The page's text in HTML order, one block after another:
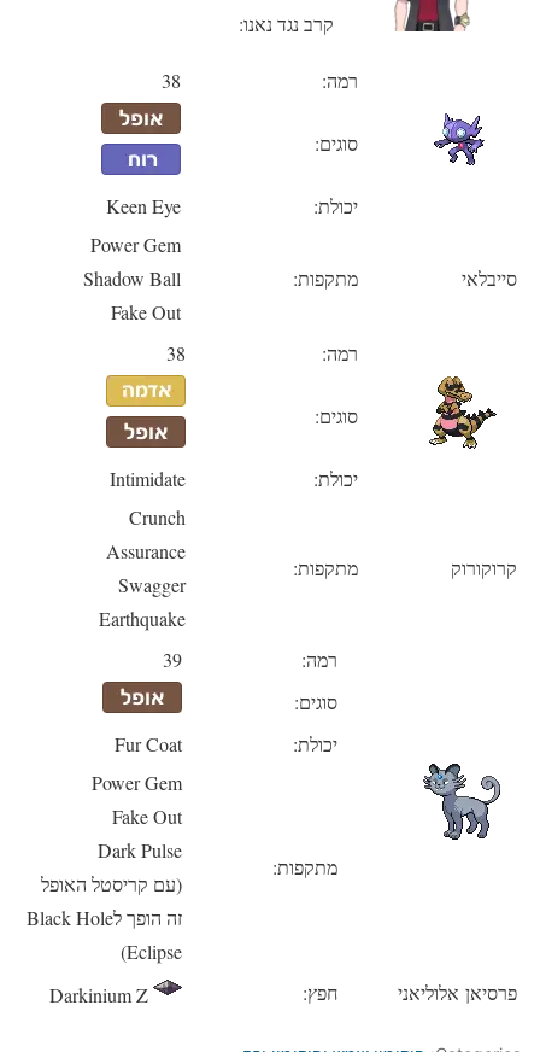
קרב נגד נאנו:
רמה: 38
סוגים:
יכולת: Keen Eye
סייבלאי מתקפות:
Power Gem
Shadow Ball
Fake Out
רמה:
38
סוגים:
יכולת: Intimidate
קרוקורוק מתקפות:
Crunch
Assurance
Swagger
Earthquake
רמה:
39
סוגים:
יכולת:
Fur Coat
מתקפות:
Power Gem
Fake Out
Dark Pulse
(עם קריסטל האופל
זה הופך לBlack Hole
Eclipse)
פרסיאן אלוליאני
חפץ: